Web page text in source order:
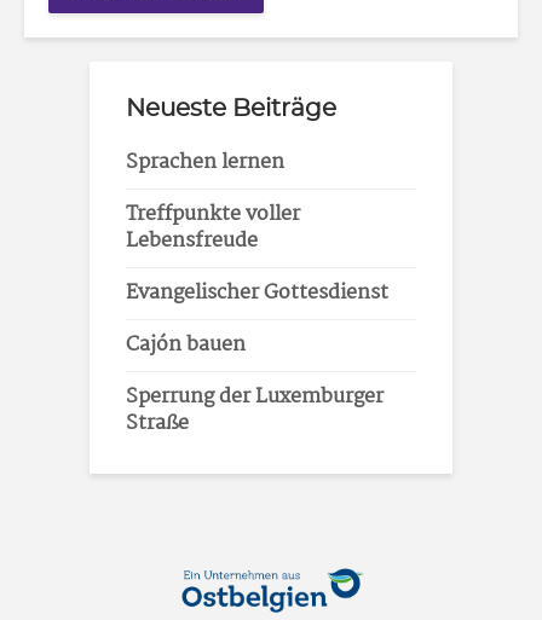
Neueste Beiträge
Sprachen lernen
Treffpunkte voller
Lebensfreude
Evangelischer Gottesdienst
Cajón bauen
Sperrung der Luxemburger
Straße